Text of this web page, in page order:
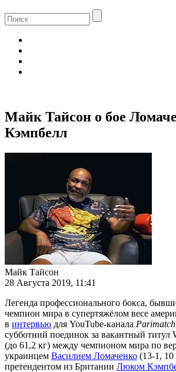
Майк Тайсон о бое
Кэмпбелл
Майк Тайсон
28 Августа 2019, 11:41
Легенда профессионального бокса,
чемпион мира в супертяжёлом весе
в интервью для YouTube-канала Parimatch
субботний поединок за вакантный титул
(до 61,2 кг) между чемпионом мира по
украинцем Василием Ломаченко (13-1,
претендентом из Британии Люком